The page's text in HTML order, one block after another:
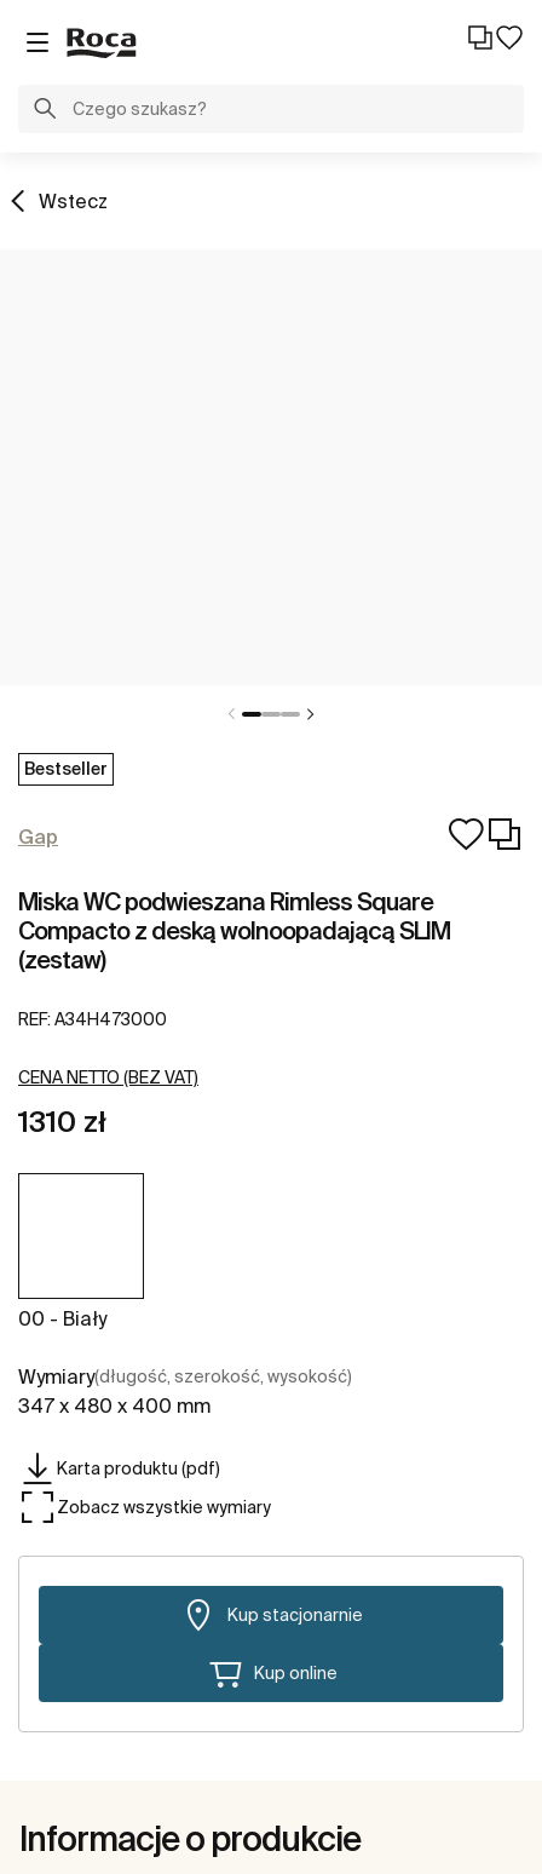
Wstecz
Bestseller
Gap
Miska WC podwieszana Rimless Square
Compacto z deską wolnoopadającą SLIM
(zestaw)
REF: A34H473000
CENA NETTO (BEZ VAT)
1310 zł
00 - Biały
Wymiary(długość, szerokość, wysokość)
347 x 480 x 400 mm
Karta produktu (pdf)
Zobacz wszystkie wymiary
Kup stacjonarnie
Kup online
Informacje o produkcie